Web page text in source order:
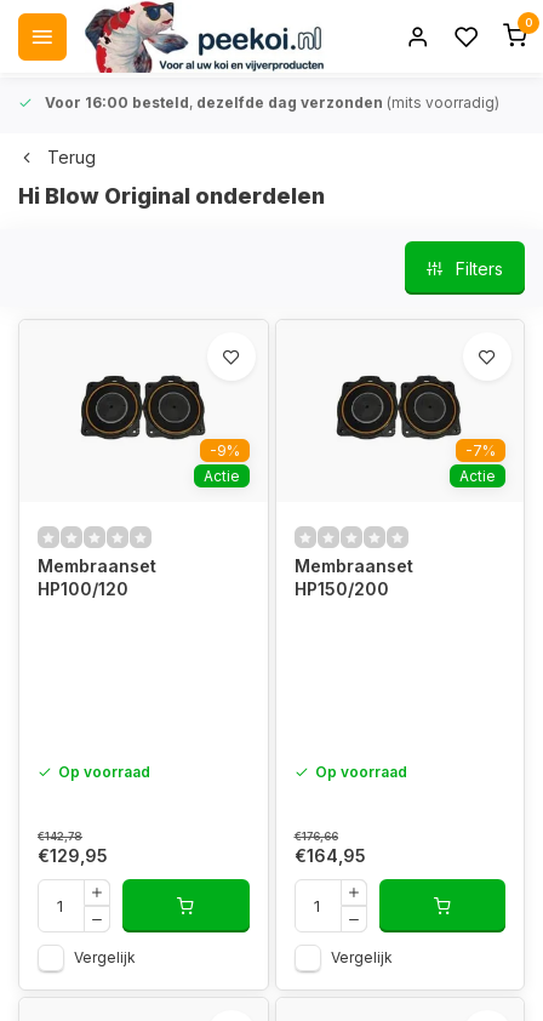
0
Voor 16:00 besteld, dezelfde dag verzonden (mits voorradig)
Terug
Hi Blow Original onderdelen
Filters
-9%
Actie
Membraanset
HP100/120
Op voorraad
€142,78
€129,95
Vergelijk
-7%
Actie
Membraanset
HP150/200
Op voorraad
€176,66
€164,95
Vergelijk